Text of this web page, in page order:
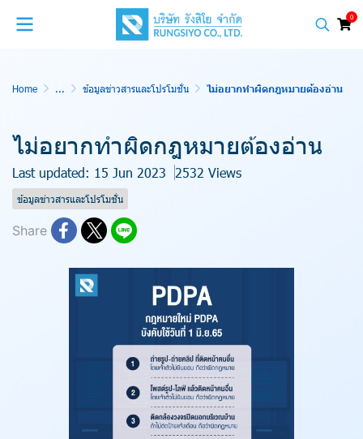
0
Home ... ข้อมูลข่าวสารและโปรโมชั่น ไม่อยากทำผิดกฎหมายต้องอ่าน
ไม่อยากทำผิดกฎหมายต้องอ่าน
Last updated: 15 Jun 2023 2532 Views
ข้อมูลข่าวสารและโปรโมชั่น
Share